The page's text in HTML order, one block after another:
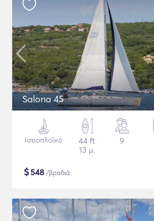
Salona 45
Ιστιοπλοϊκό
44 ft
13 μ.
9
$548 /βραδιά